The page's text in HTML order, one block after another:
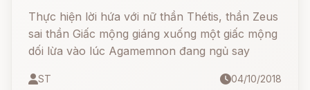
Thực hiện lời hứa với nữ thần Thétis, thần Zeus
sai thần Giấc mộng giáng xuống một giấc mộng
dối lừa vào lúc Agamemnon đang ngủ say
ST 04/10/2018